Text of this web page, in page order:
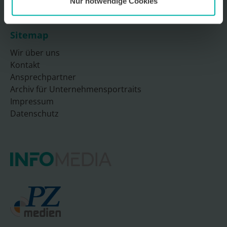
Sitemap
Wir über uns
Kontakt
Ansprechpartner
Archiv für Unternehmensportraits
Impressum
Datenschutz